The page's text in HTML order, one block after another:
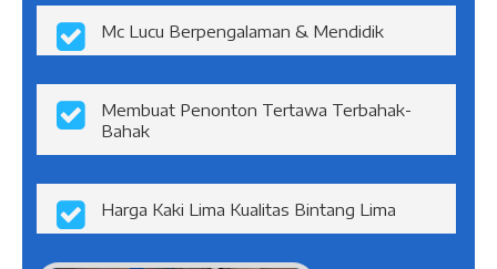
Mc Lucu Berpengalaman & Mendidik
Membuat Penonton Tertawa Terbahak-
Bahak
Harga Kaki Lima Kualitas Bintang Lima